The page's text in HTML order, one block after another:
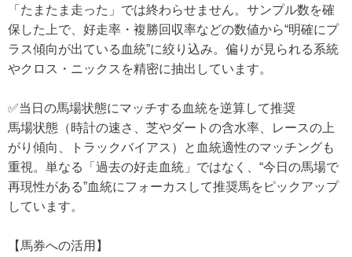
「たまたま走った」では終わらせません。サンプル数を確
保した上で、好走率・複勝回収率などの数値から“明確にプ
ラス傾向が出ている血統”に絞り込み。偏りが見られる系統
やクロス・ニックスを精密に抽出しています。
✅当日の馬場状態にマッチする血統を逆算して推奨
馬場状態（時計の速さ、芝やダートの含水率、レースの上
がり傾向、トラックバイアス）と血統適性のマッチングも
重視。単なる「過去の好走血統」ではなく、“今日の馬場で
再現性がある”血統にフォーカスして推奨馬をピックアップ
しています。
【馬券への活用】